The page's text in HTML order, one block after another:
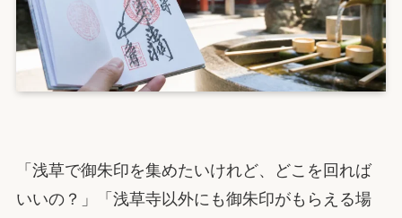
「浅草で御朱印を集めたいけれど、どこを回れば
いいの？」「浅草寺以外にも御朱印がもらえる場